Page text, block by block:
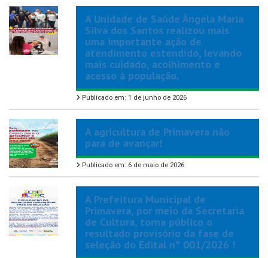
A Unidade de Saúde Ângela Maria
Silva dos Santos realizou mais
uma importante ação de
atendimento estendido, levando
mais cuidado, acolhimento e
acesso à população.
Publicado em: 1 de junho de 2026
A agricultura de Primavera não
para de avançar!
Publicado em: 6 de maio de 2026
A Prefeitura Municipal de
Primavera, por meio da Secretaria
de Cultura, torna público o
resultado provisório da fase de
seleção do Edital nº 001/2026 !